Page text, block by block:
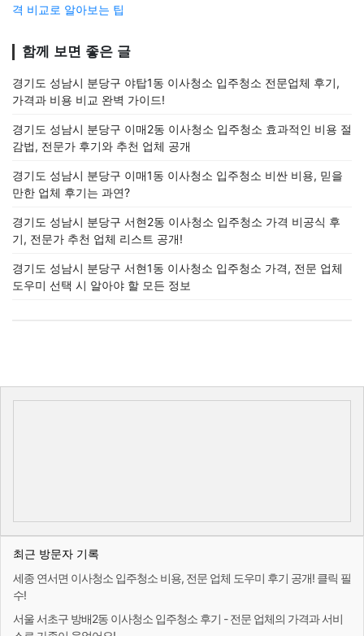
격 비교로 알아보는 팁
함께 보면 좋은 글
경기도 성남시 분당구 야탑1동 이사청소 입주청소 전문업체 후기,
가격과 비용 비교 완벽 가이드!
경기도 성남시 분당구 이매2동 이사청소 입주청소 효과적인 비용 절
감법, 전문가 후기와 추천 업체 공개
경기도 성남시 분당구 이매1동 이사청소 입주청소 비싼 비용, 믿을
만한 업체 후기는 과연?
경기도 성남시 분당구 서현2동 이사청소 입주청소 가격 비공식 후
기, 전문가 추천 업체 리스트 공개!
경기도 성남시 분당구 서현1동 이사청소 입주청소 가격, 전문 업체
도우미 선택 시 알아야 할 모든 정보
최근 방문자 기록
세종 연서면 이사청소 입주청소 비용, 전문 업체 도우미 후기 공개! 클릭 필
수!
서울 서초구 방배2동 이사청소 입주청소 후기 - 전문 업체의 가격과 서비